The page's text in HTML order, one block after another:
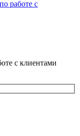
работе с
с клиентами